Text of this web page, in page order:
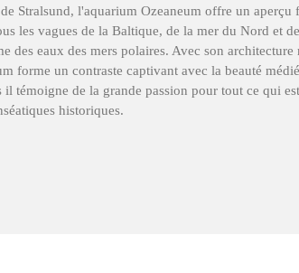
Stralsund, l'aquarium Ozeaneum offre un aperçu
les vagues de la Baltique, de la mer du Nord et
des eaux des mers polaires. Avec son architecture
forme un contraste captivant avec la beauté
témoigne de la grande passion pour tout ce qui
historiques.